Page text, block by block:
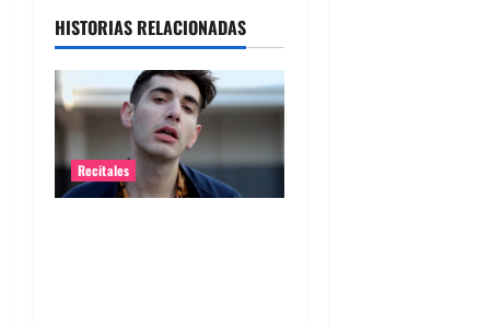
a
c
i
ó
n
HISTORIAS RELACIONADAS
Recitales